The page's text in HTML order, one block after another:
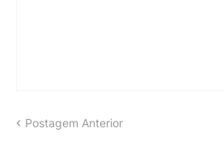
Postagem Anterior